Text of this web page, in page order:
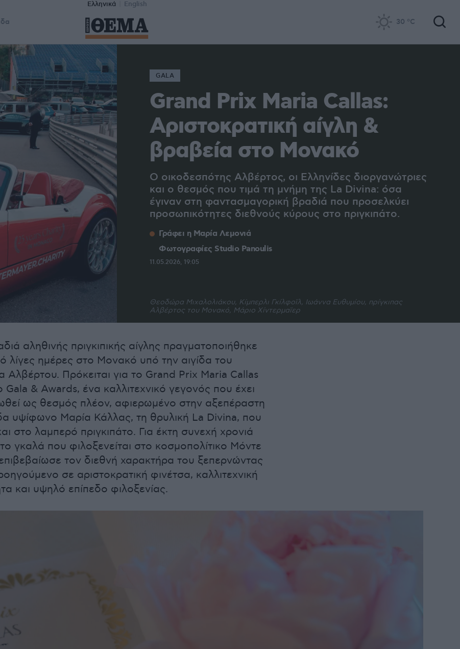
Ελληνικά English
30 °C
GALA
Grand Prix Maria Callas:
Αριστοκρατική αίγλη &
βραβεία στο Μονακό
Ο οικοδεσπότης Αλβέρτος, οι Ελληνίδες διοργανώτριες
και ο θεσμός που τιμά τη μνήμη της La Divina: όσα
έγιναν στη φαντασμαγορική βραδιά που προσελκύει
προσωπικότητες διεθνούς κύρους στο πριγκιπάτο.
Γράφει η Μαρία Λεμονιά
Φωτογραφίες Studio Panoulis
11.05.2026, 19:05
Θεοδώρα Μιχαλολιάκου, Kίμπερλι Γκίλφοϊλ, Ιωάννα Ευθυμίου, πρίγκιπας
Αλβέρτος του Μονακό, Μάριο Χίντερμαϊερ
αληθινής πριγκιπικής αίγλης πραγματοποιήθηκε
λίγες ημέρες στο Μονακό υπό την αιγίδα του
Αλβέρτου. Πρόκειται για το Grand Prix Maria Callas
Gala & Awards, ένα καλλιτεχνικό γεγονός που έχει
ως θεσμός πλέον, αφιερωμένο στην αξεπέραστη
υψίφωνο Μαρία Κάλλας, τη θρυλική La Divina, που
στο λαμπερό πριγκιπάτο. Για έκτη συνεχή χρονιά
γκαλά που φιλοξενείται στο κοσμοπολίτικο Μόντε
τον διεθνή χαρακτήρα του ξεπερνώντας
σε αριστοκρατική φινέτσα, καλλιτεχνική
και υψηλό επίπεδο φιλοξενίας.